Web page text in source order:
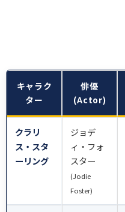
キャラク
ター
俳優
(Actor)
クラリ
ス・スタ
ーリング
ジョデ
ィ・フォ
スター
(Jodie
Foster)